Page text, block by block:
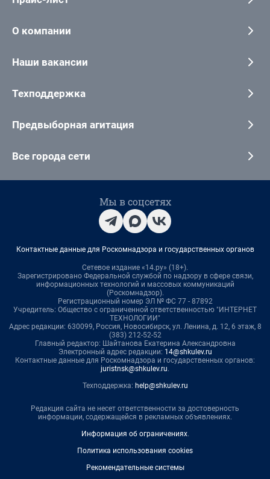
О компании
Наши вакансии
Техподдержка
Предвыборная агитация
Все города сети
Мы в соцсетях
Контактные данные для Роскомнадзора и государственных органов
Сетевое издание «14.ру» (18+).
Зарегистрировано Федеральной службой по надзору в сфере связи,
информационных технологий и массовых коммуникаций
(Роскомнадзор).
Регистрационный номер ЭЛ № ФС 77 - 87892
Учредитель: Общество с ограниченной ответственностью "ИНТЕРНЕТ
ТЕХНОЛОГИИ"
Адрес редакции: 630099, Россия, Новосибирск, ул. Ленина, д. 12, 6 этаж, 8
(383) 212-52-52
Главный редактор: Шайтанова Екатерина Александровна
Электронный адрес редакции: 14@shkulev.ru
Контактные данные для Роскомнадзора и государственных органов:
juristnsk@shkulev.ru.
Техподдержка: help@shkulev.ru
Редакция сайта не несет ответственности за достоверность
информации, содержащейся в рекламных объявлениях.
Информация об ограничениях.
Политика использования cookies
Рекомендательные системы